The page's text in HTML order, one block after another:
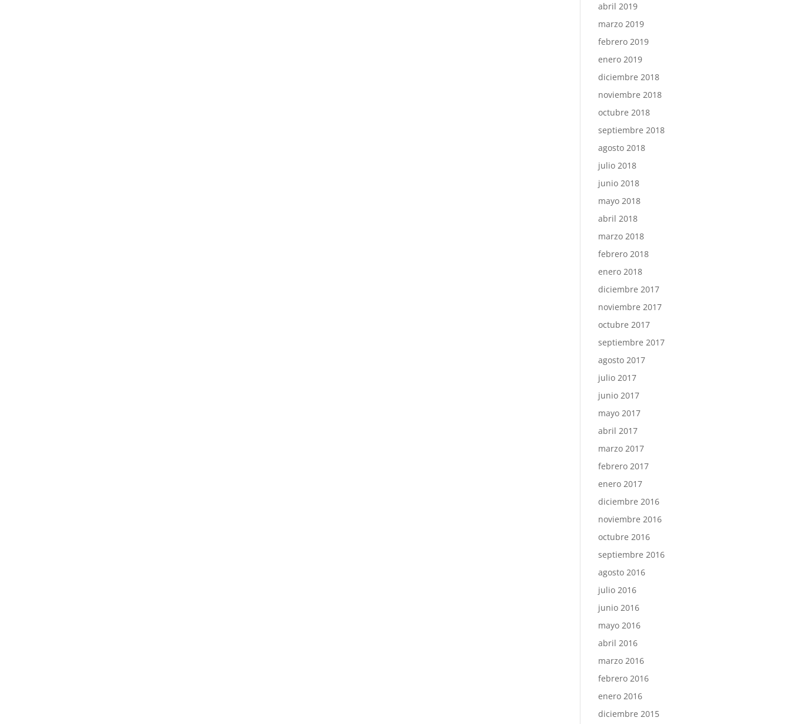
abril 2019
marzo 2019
febrero 2019
enero 2019
diciembre 2018
noviembre 2018
octubre 2018
septiembre 2018
agosto 2018
julio 2018
junio 2018
mayo 2018
abril 2018
marzo 2018
febrero 2018
enero 2018
diciembre 2017
noviembre 2017
octubre 2017
septiembre 2017
agosto 2017
julio 2017
junio 2017
mayo 2017
abril 2017
marzo 2017
febrero 2017
enero 2017
diciembre 2016
noviembre 2016
octubre 2016
septiembre 2016
agosto 2016
julio 2016
junio 2016
mayo 2016
abril 2016
marzo 2016
febrero 2016
enero 2016
diciembre 2015